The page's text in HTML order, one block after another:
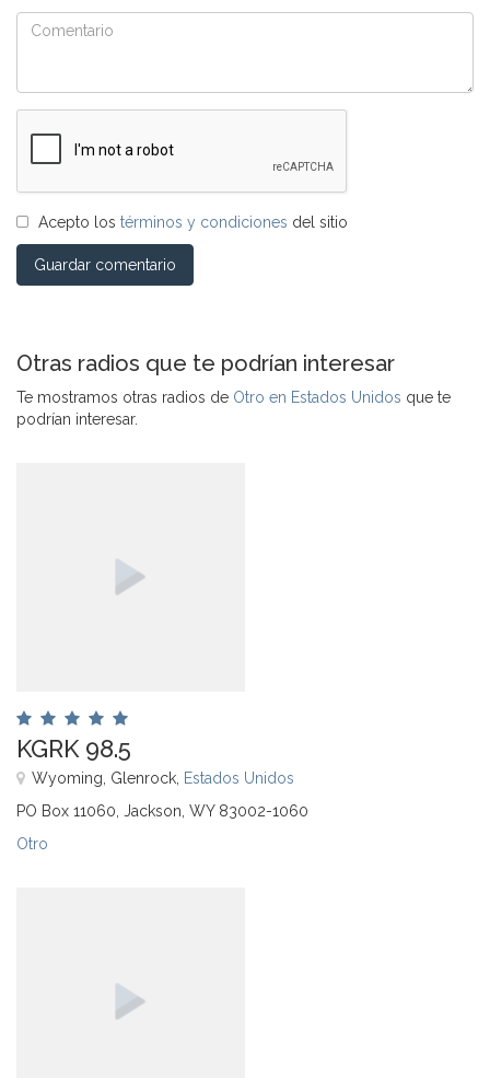
Acepto los términos y condiciones del sitio
Guardar comentario
Otras radios que te podrían interesar
Te mostramos otras radios de Otro en Estados Unidos que te
podrían interesar.
KGRK 98.5
Wyoming, Glenrock, Estados Unidos
PO Box 11060, Jackson, WY 83002-1060
Otro